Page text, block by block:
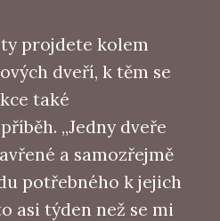
projdete kolem
dveří, k těm se
také
„Jedny dveře
a samozřejmě
potřebného k jejich
asi týden než se mi